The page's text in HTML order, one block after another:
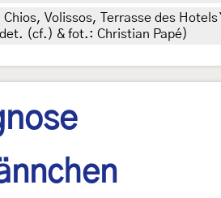
Chios, Volissos, Terrasse des
(cf.) & fot.: Christian Papé)